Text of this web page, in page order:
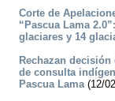
Corte de
“Pascua Lama
glaciares y 14
Rechazan
de consulta
Pascua Lama(12/